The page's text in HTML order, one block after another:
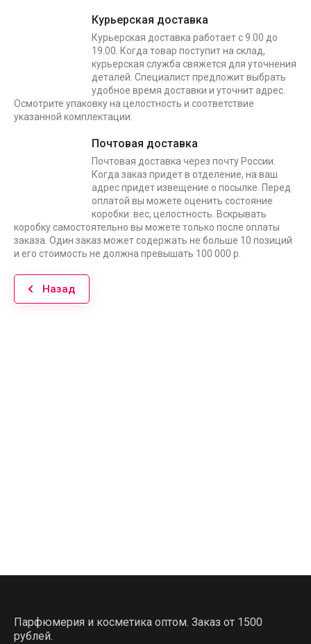
Курьерская доставка
Курьерская доставка работает с 9.00 до
19.00. Когда товар поступит на склад,
курьерская служба свяжется для уточнения
деталей. Специалист предложит выбрать
удобное время доставки и уточнит адрес.
Осмотрите упаковку на целостность и соответствие
указанной комплектации.
Почтовая доставка
Почтовая доставка через почту России.
Когда заказ придет в отделение, на ваш
адрес придет извещение о посылке. Перед
оплатой вы можете оценить состояние
коробки: вес, целостность. Вскрывать
коробку самостоятельно вы можете только после оплаты
заказа. Один заказ может содержать не больше 10 позиций
и его стоимость не должна превышать 100 000 р.
Назад
Парфюмерия и косметика оптом. Заказ от 1500
рублей.